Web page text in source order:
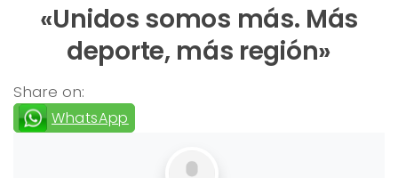
«Unidos somos más. Más
deporte, más región»
Share on:
WhatsApp